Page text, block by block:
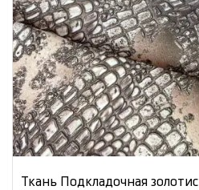
Ткань Подкладочная